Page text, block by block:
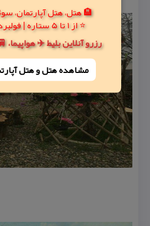
🏨 هتل، هتل آپارتمان،
⭐ از 1 تا 5 ستاره | فولبرد | نزدیک حرم
رزرو آنلاین بلیط ✈️
مشاهده هتل و هتل‌